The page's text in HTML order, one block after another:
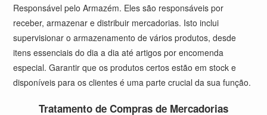
Responsável pelo Armazém. Eles são responsáveis por
receber, armazenar e distribuir mercadorias. Isto inclui
supervisionar o armazenamento de vários produtos, desde
itens essenciais do dia a dia até artigos por encomenda
especial. Garantir que os produtos certos estão em stock e
disponíveis para os clientes é uma parte crucial da sua função.
Tratamento de Compras de Mercadorias